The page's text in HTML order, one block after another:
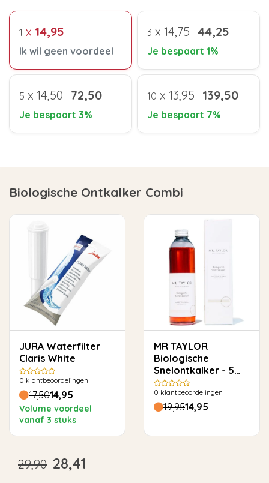
1 x 14,95
Ik wil geen voordeel
3 x 14,75 44,25
Je bespaart 1%
5 x 14,50 72,50
Je bespaart 3%
10 x 13,95 139,50
Je bespaart 7%
Biologische Ontkalker Combi
JURA Waterfilter
Claris White
0 klantbeoordelingen
17,5014,95
Volume voordeel
vanaf 3 stuks
MR TAYLOR
Biologische
Snelontkalker - 5
keer ontkalken
0 klantbeoordelingen
19,9514,95
29,90 28,41